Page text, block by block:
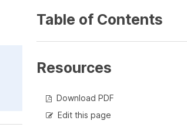
Table of Contents
Resources
Download PDF
Edit this page